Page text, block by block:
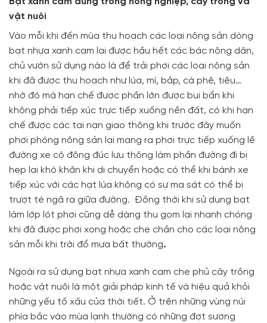
vật nuôi
Vào mỗi khi đến mùa thu hoạch các loại nông sản dòng
bạt nhựa xanh cam lại được hầu hết các bác nông dân,
chủ vườn sử dụng nào là để trải phơi các loại nông sản
khi đã được thu hoạch như lúa, mì, bắp, cà phê, tiêu…
nhờ đó mà hạn chế được phần lớn được bụi bẩn khi
không phải tiếp xúc trực tiếp xuống nền đất, có khi hạn
chế được các tai nạn giao thông khi trước đây muốn
phơi phóng nông sản lại mang ra phơi trực tiếp xuống lề
đường xe cộ đông đúc lưu thông làm phần đường đi bị
hẹp lại khó khăn khi di chuyển hoặc có thể khi bánh xe
tiếp xúc với các hạt lúa không có sự ma sát có thể bị
trượt té ngã ra giữa đường. Đồng thời khi sử dụng bạt
làm lớp lót phơi cũng dễ dàng thu gom lại nhanh chóng
khi đã được phơi xong hoặc che chắn cho các loại nông
sản mỗi khi trời đổ mưa bất thường.
Ngoài ra sử dụng bạt nhựa xanh cam che phủ cây trồng
hoặc vật nuôi là một giải pháp kinh tế và hiệu quả khỏi
những yếu tố xấu của thời tiết. Ở trên những vùng núi
phía bắc vào mùa lạnh thường có những đợt sương